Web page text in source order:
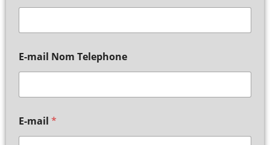
E-mail Nom Telephone
E-mail *